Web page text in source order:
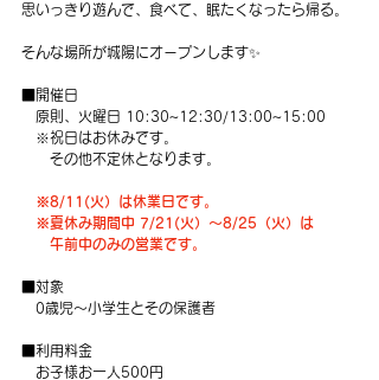
思いっきり遊んで、食べて、眠たくなったら帰る。
そんな場所が城陽にオープンします✨
■開催日
原則、火曜日 10:30~12:30/13:00~15:00
   ※祝日はお休みです。
その他不定休となります。
※8/11(火）は休業日です。
※夏休み期間中 7/21(火）～8/25（火）は
午前中のみの営業です。
■対象
0歳児～小学生とその保護者
■利用料金
お子様お一人500円